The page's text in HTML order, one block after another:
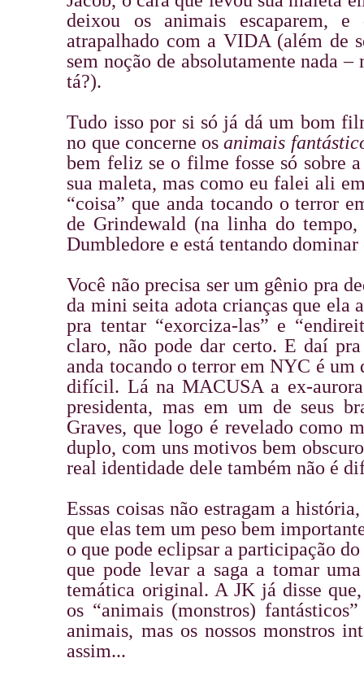
deixou os animais escaparem,
atrapalhado com a VIDA (além de
sem noção de absolutamente nada –
tá?).
Tudo isso por si só já dá um bom
no que concerne osanimais
bem feliz se o filme fosse só sobre
sua maleta, mas como eu falei ali
“coisa” que anda tocando o terror
de Grindewald (na linha do
Dumbledore e está tentando
Você não precisa ser um gênio pra
da mini seita adota crianças que ela
pra tentar “exorciza-las” e
claro, não pode dar certo. E daí
anda tocando o terror em NYC é um
difícil. Lá na MACUSA a ex-aurora
presidenta, mas em um de seus
Graves, que logo é revelado como
duplo, com uns motivos bem
real identidade dele também não é
Essas coisas não estragam a
que elas tem um peso bem
o que pode eclipsar a participação
que pode levar a saga a tomar
temática original. A JK já disse
os “animais (monstros)
animais, mas os nossos monstros
assim...